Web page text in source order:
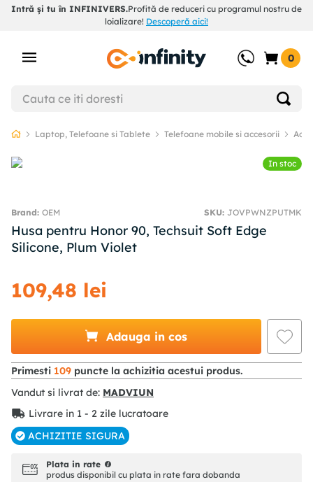
Intră și tu în INFINIVERS.Profită de reduceri cu programul nostru de
loializare! Descoperă aici!
0
Laptop, Telefoane si Tablete Telefoane mobile si accesorii
In stoc
OEM SKU: JOVPWNZPUTMK
Husa pentru Honor 90, Techsuit Soft Edge
Silicone, Plum Violet
109,48 lei
Adauga in cos
Primesti 109 puncte la achizitia acestui produs.
Vandut si livrat de: MADVIUN
Livrare in 1 - 2 zile lucratoare
ACHIZITIE SIGURA
Plata in rate
produs disponibil cu plata in rate fara dobanda